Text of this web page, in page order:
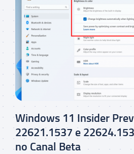
Windows 11 Insider
22621.1537 e
no Canal Beta